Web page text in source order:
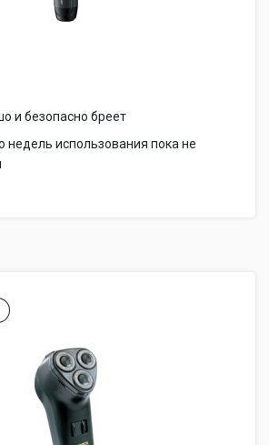
и безопасно бреет
недель использования пока не